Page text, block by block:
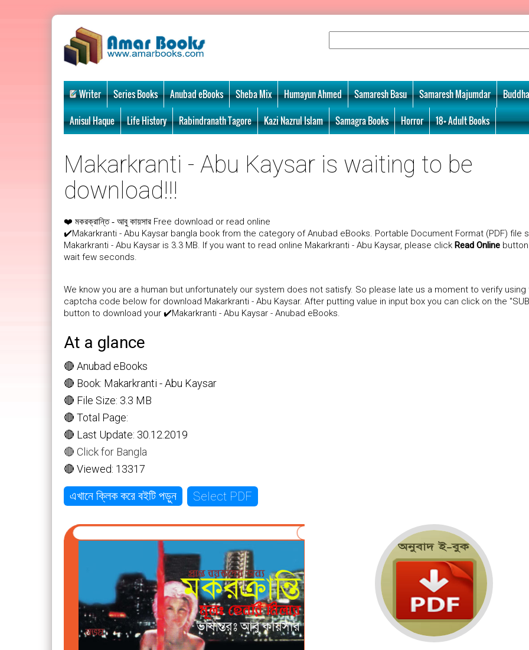
Writer Series Books Anubad eBooks Sheba Mix Humayun Ahmed Samaresh Basu Samaresh Majumdar
Anisul Haque Life History Rabindranath Tagore Kazi Nazrul Islam Samagra Books Horror 18+ Adult Books
Makarkranti - Abu Kaysar is waiting to be
download!!!
❤️ মকরক্রান্তি - আবু কায়সার Free download or read online
✔️Makarkranti - Abu Kaysar bangla book from the category of Anubad eBooks. Portable Document Format (PDF) file
Makarkranti - Abu Kaysar is 3.3 MB. If you want to read online Makarkranti - Abu Kaysar, please click Read Online
wait few seconds.
We know you are a human but unfortunately our system does not satisfy. So please late us a moment to verify using
captcha code below for download Makarkranti - Abu Kaysar. After putting value in input box you can click on the
button to download your ✔️Makarkranti - Abu Kaysar - Anubad eBooks.
At a glance
🔴 Anubad eBooks
🔴 Book: Makarkranti - Abu Kaysar
🔴 File Size: 3.3 MB
🔴 Total Page:
🔴 Last Update: 30.12.2019
🔴 Click for Bangla
🔴 Viewed: 13317
এখানে ক্লিক করে বইটি পড়ুন Select PDF